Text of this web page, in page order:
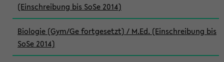
(Einschreibung bis SoSe 2014)
Biologie (Gym/Ge fortgesetzt) / M.Ed. (Einschreibung bis
SoSe 2014)